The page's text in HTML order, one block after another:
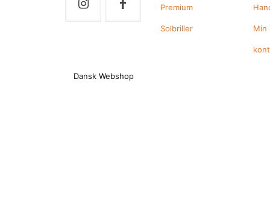
Dansk Webshop
Premium
Solbriller Min